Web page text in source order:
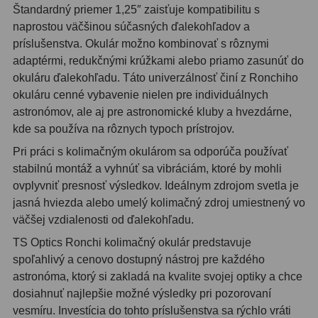
Pointácia a zaostrenie 26
Kalibrace8
ADC, Tilting14
Rotátory34
Helical výťahy11
Okulárové výtahy44
výťahom
Primárne zrkadlá9
Sekundárne zrkadlá6
Štandardný priemer 1,25″ zaisťuje kompatibilitu s
naprostou väčšinou súčasných ďalekohľadov a
príslušenstva. Okulár možno kombinovať s rôznymi
adaptérmi, redukčnými krúžkami alebo priamo zasunúť do
okuláru ďalekohľadu. Táto univerzálnosť činí z Ronchiho
okuláru cenné vybavenie nielen pre individuálnych
astronómov, ale aj pre astronomické kluby a hvezdárne,
kde sa používa na rôznych typoch prístrojov.
Pri práci s kolimačným okulárom sa odporúča používať
stabilnú montáž a vyhnúť sa vibráciám, ktoré by mohli
ovplyvniť presnosť výsledkov. Ideálnym zdrojom svetla je
jasná hviezda alebo umelý kolimačný zdroj umiestnený vo
väčšej vzdialenosti od ďalekohľadu.
TS Optics Ronchi kolimačný okulár predstavuje
spoľahlivý a cenovo dostupný nástroj pre každého
astronóma, ktorý si zakladá na kvalite svojej optiky a chce
dosiahnuť najlepšie možné výsledky pri pozorovaní
vesmíru. Investícia do tohto príslušenstva sa rýchlo vráti